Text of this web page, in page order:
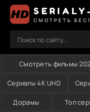
СМОТРЕТЬ
Смотреть фильмы
Сериалы 4K UHD
Дорамы Топ